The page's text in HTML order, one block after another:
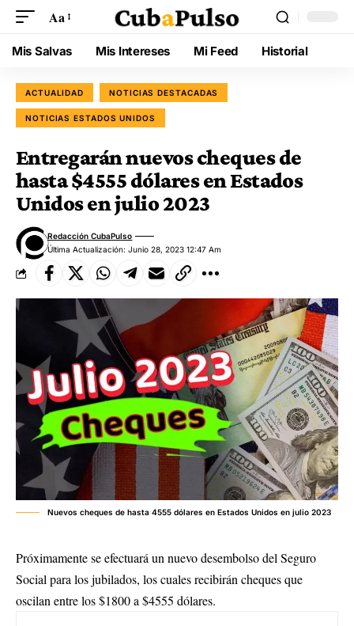
Aa
Mis Salvas Mis Intereses Mi Feed Historial
ACTUALIDAD NOTICIAS DESTACADAS
NOTICIAS ESTADOS UNIDOS
Entregarán nuevos cheques de
hasta $4555 dólares en Estados
Unidos en julio 2023
Última Actualización: Junio 28, 2023 12:47 Am
Redacción CubaPulso
Nuevos cheques de hasta 4555 dólares en Estados Unidos en julio 2023
Próximamente se efectuará un nuevo desembolso del Seguro
Social para los jubilados, los cuales recibirán cheques que
oscilan entre los $1800 a $4555 dólares.